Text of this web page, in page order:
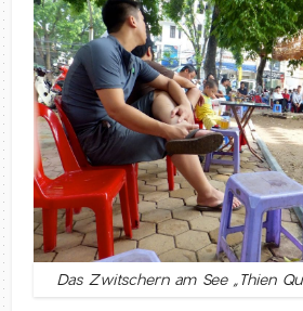
Das Zwitschern am See „Thien